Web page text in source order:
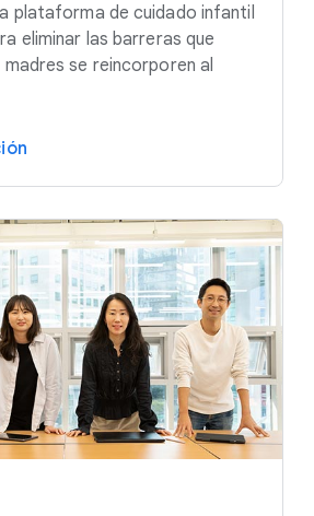
plataforma de cuidado infantil
eliminar las barreras que
madres se reincorporen al